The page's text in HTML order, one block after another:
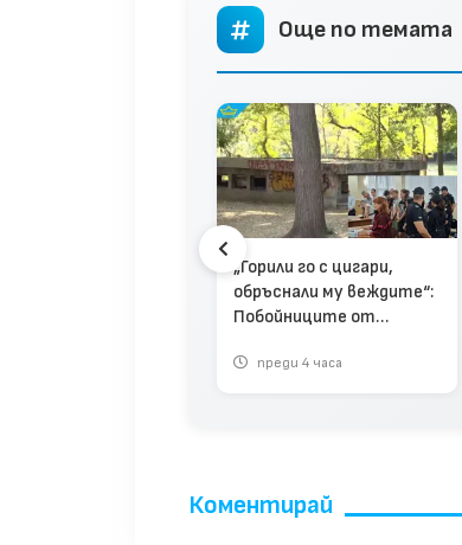
Още по темата
„Горили го с цигари,
обръснали му веждите“:
Побойниците от
ареста (видео)
преди 4 часа
Коментирай